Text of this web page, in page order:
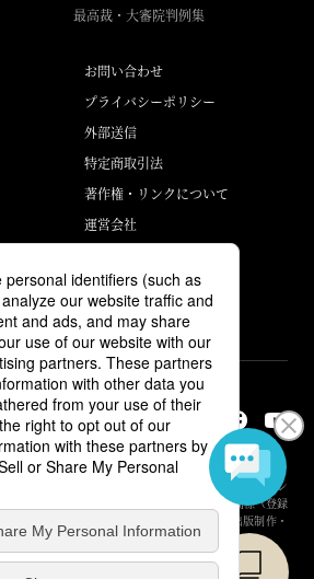
最高裁・大審院判例集
お問い合わせ
プライバシーポリシー
外部送信
特定商取引法
著作権・リンクについて
運営会社
電子書店・電子書籍配信サービスが、著作権者からコン
得た正規版配信サービスであることを示す登録商標（登録
）です。詳しくは［ABJマーク］または［電子出版制作・
してください。